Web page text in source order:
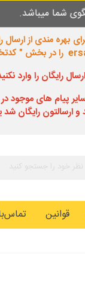
سفارشات طبق
از ارسال رایگان بالای 500
رایگان را وارد
پیام های موجود
و ارسالتون رایگان
قوانین